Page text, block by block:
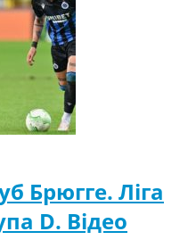
Брюгге. Ліга
D. Відео